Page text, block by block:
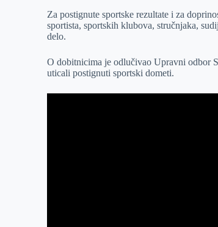
Za postignute sportske rezultate i za
sportista, sportskih klubova, stručnjaka,
delo.
O dobitnicima je odlučivao Upravni odbor
uticali postignuti sportski dometi.